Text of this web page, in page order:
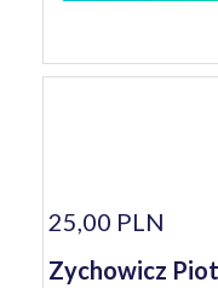
25,00 PLN
Zychowicz